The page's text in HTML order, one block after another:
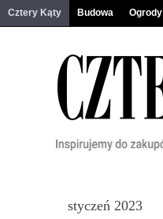
Cztery Kąty Budowa Ogrody
styczeń 2023